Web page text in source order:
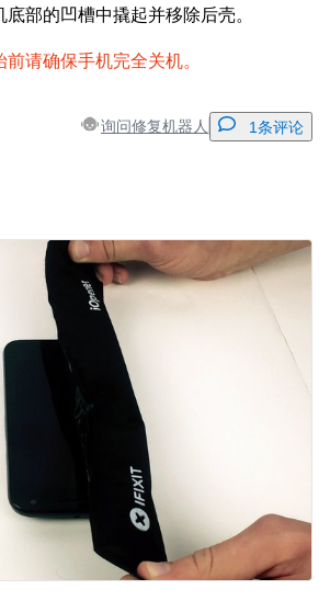
部的凹槽中撬起并移除后壳。
请确保手机完全关机。
询问修复机器人 1条评论